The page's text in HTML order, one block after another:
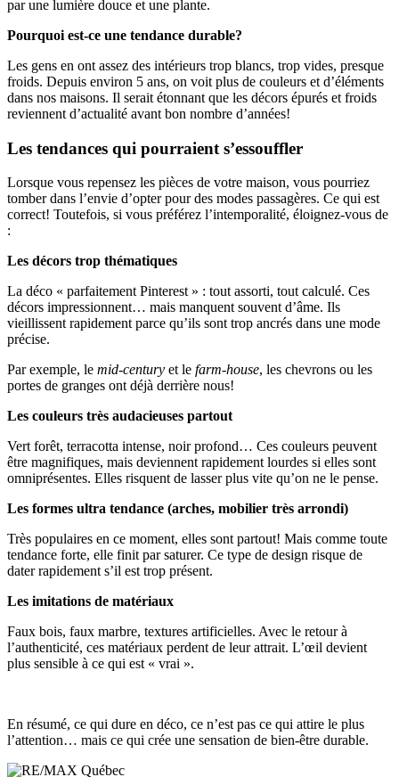
par une lumière douce et une plante.
Pourquoi est-ce une tendance durable?
Les gens en ont assez des intérieurs trop blancs, trop vides, presque
froids. Depuis environ 5 ans, on voit plus de couleurs et d’éléments
dans nos maisons. Il serait étonnant que les décors épurés et froids
reviennent d’actualité avant bon nombre d’années!
Les tendances qui pourraient s’essouffler
Lorsque vous repensez les pièces de votre maison, vous pourriez
tomber dans l’envie d’opter pour des modes passagères. Ce qui est
correct! Toutefois, si vous préférez l’intemporalité, éloignez-vous de
:
Les décors trop thématiques
La déco « parfaitement Pinterest » : tout assorti, tout calculé. Ces
décors impressionnent… mais manquent souvent d’âme. Ils
vieillissent rapidement parce qu’ils sont trop ancrés dans une mode
précise.
Par exemple, le mid-century et le farm-house, les chevrons ou les
portes de granges ont déjà derrière nous!
Les couleurs très audacieuses partout
Vert forêt, terracotta intense, noir profond… Ces couleurs peuvent
être magnifiques, mais deviennent rapidement lourdes si elles sont
omniprésentes. Elles risquent de lasser plus vite qu’on ne le pense.
Les formes ultra tendance (arches, mobilier très arrondi)
Très populaires en ce moment, elles sont partout! Mais comme toute
tendance forte, elle finit par saturer. Ce type de design risque de
dater rapidement s’il est trop présent.
Les imitations de matériaux
Faux bois, faux marbre, textures artificielles. Avec le retour à
l’authenticité, ces matériaux perdent de leur attrait. L’œil devient
plus sensible à ce qui est « vrai ».
En résumé, ce qui dure en déco, ce n’est pas ce qui attire le plus
l’attention… mais ce qui crée une sensation de bien-être durable.